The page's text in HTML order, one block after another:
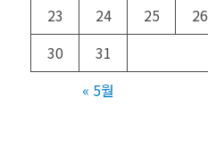
23
24 25 26
30
31
« 5월